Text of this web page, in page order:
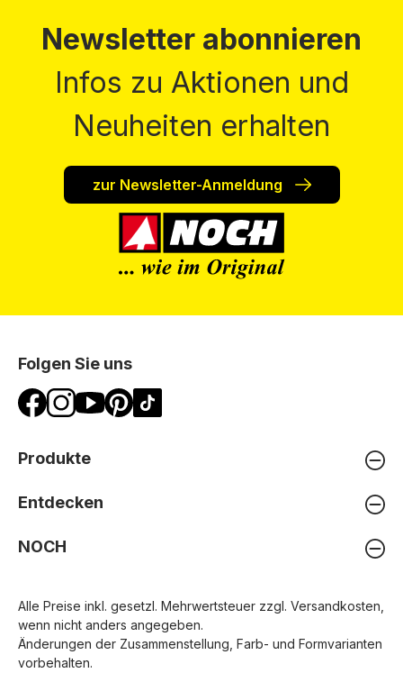
Newsletter abonnieren
Infos zu Aktionen und
Neuheiten erhalten
zur Newsletter-Anmeldung
Folgen Sie uns
Produkte
Entdecken
NOCH
Alle Preise inkl. gesetzl. Mehrwertsteuer zzgl. Versandkosten
wenn nicht anders angegeben.
Änderungen der Zusammenstellung, Farb- und Formvarianten
vorbehalten.